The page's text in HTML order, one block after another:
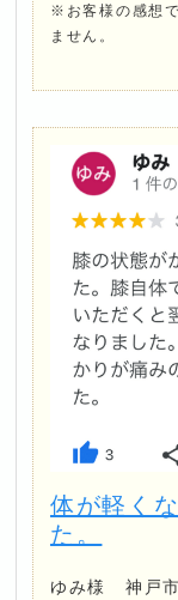
※お客様の感想
ません。
体が軽く
た。
ゆみ様 神戸